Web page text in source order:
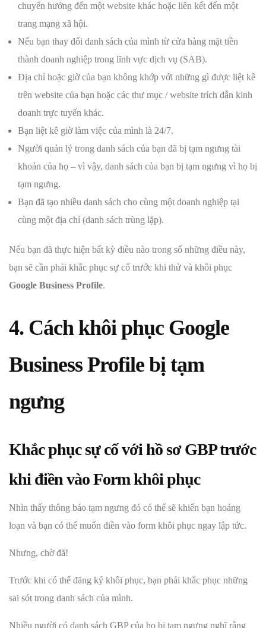
chuyển hướng đến một website khác hoặc liên kết đến một
trang mạng xã hội.
Nếu bạn thay đổi danh sách của mình từ cửa hàng mặt tiền
thành doanh nghiệp trong lĩnh vực dịch vụ (SAB).
Địa chỉ hoặc giờ của bạn không khớp với những gì được liệt kê
trên website của bạn hoặc các thư mục / website trích dẫn kinh
doanh trực tuyến khác.
Bạn liệt kê giờ làm việc của mình là 24/7.
Người quản lý trong danh sách của bạn đã bị tạm ngưng tài
khoản của họ – vì vậy, danh sách của bạn bị tạm ngưng vì họ bị
tạm ngưng.
Bạn đã tạo nhiều danh sách cho cùng một doanh nghiệp tại
cùng một địa chỉ (danh sách trùng lặp).
Nếu bạn đã thực hiện bất kỳ điều nào trong số những điều này,
bạn sẽ cần phải khắc phục sự cố trước khi thử và khôi phục
Google Business Profile.
4. Cách khôi phục Google
Business Profile bị tạm
ngưng
Khắc phục sự cố với hồ sơ GBP trước
khi điền vào Form khôi phục
Nhìn thấy thông báo tạm ngưng đó có thể sẽ khiến bạn hoảng
loạn và bạn có thể muốn điền vào form khôi phục ngay lập tức.
Nhưng, chờ đã!
Trước khi có thể đăng ký khôi phục, bạn phải khắc phục những
sai sót trong danh sách của mình.
Nhiều người có danh sách GBP của họ bị tạm ngưng nghĩ rằng